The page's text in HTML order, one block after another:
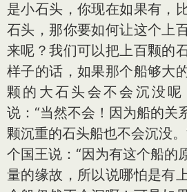
是小石头，你现在如果有，
石头，那你要如何让这个上
来呢？我们可以把上百颗的
样子的话，如果那个船够大
颗的大石头会不会沉没
说：“当然不会！因为船的关
颗沉重的石头船也不会沉没
个国王说：“因为有这个船的
量的缘故，所以说哪怕是有